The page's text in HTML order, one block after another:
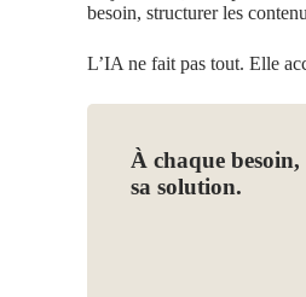
besoin, structurer les
L’IA ne fait pas tout. Elle
À chaque besoin,
sa solution.